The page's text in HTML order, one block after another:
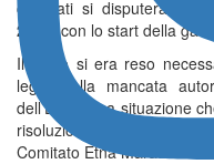
correlati si disputeranno
2026
, con lo start della
Il rinvio si era reso
legato alla mancata
dell’Etna. Una situazione
risoluzione, come
Comitato Etna Marathon e